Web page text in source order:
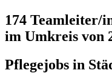
174 Teamleiter/
im Umkreis von
Pflegejobs in